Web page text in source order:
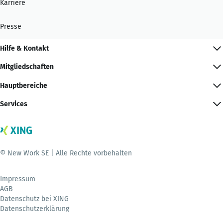
Karriere
Presse
Hilfe & Kontakt
Mitgliedschaften
Hauptbereiche
Services
© New Work SE | Alle Rechte vorbehalten
Impressum
AGB
Datenschutz bei XING
Datenschutzerklärung